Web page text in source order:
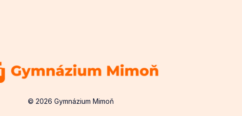
© 2026 Gymnázium Mimoň